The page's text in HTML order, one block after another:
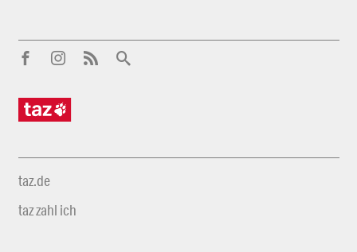
taz.de
taz zahl ich